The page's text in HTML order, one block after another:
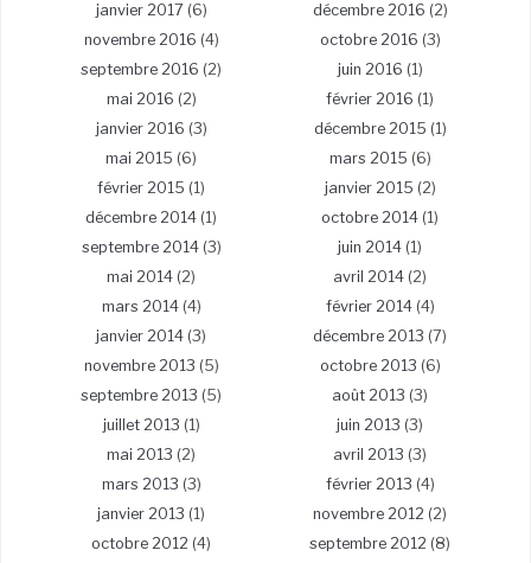
janvier 2017 (6) décembre 2016 (2)
novembre 2016 (4) octobre 2016 (3)
septembre 2016 (2) juin 2016 (1)
mai 2016 (2) février 2016 (1)
janvier 2016 (3) décembre 2015 (1)
mai 2015 (6) mars 2015 (6)
février 2015 (1) janvier 2015 (2)
décembre 2014 (1) octobre 2014 (1)
septembre 2014(3) juin 2014 (1)
mai 2014 (2) avril 2014 (2)
mars 2014(4) février 2014(4)
janvier 2014 (3) décembre 2013 (7)
novembre 2013 (5) octobre 2013 (6)
septembre 2013 (5) août 2013 (3)
juillet 2013 (1) juin 2013 (3)
mai 2013 (2) avril 2013 (3)
mars 2013 (3) février 2013 (4)
janvier 2013 (1) novembre 2012 (2)
octobre 2012 (4) septembre 2012 (8)